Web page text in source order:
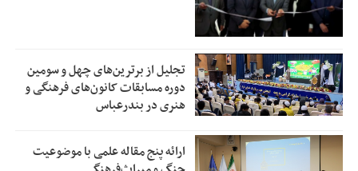
تجلیل از بر‌ترین‌های چهل و سومین
دوره مسابقات کانون‌های فرهنگی و
هنری در بندرعباس
ارائه پنج مقاله علمی با موضوعیت